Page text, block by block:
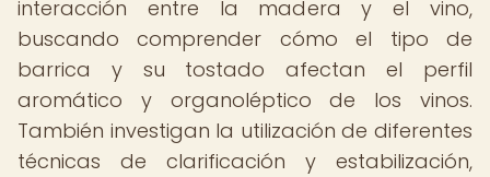
interacción entre la madera y el vino,
buscando comprender cómo el tipo de
barrica y su tostado afectan el perfil
aromático y organoléptico de los vinos.
También investigan la utilización de diferentes
técnicas de clarificación y estabilización,